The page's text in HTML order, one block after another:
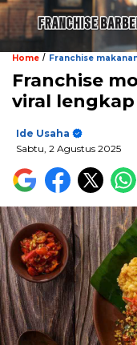
Home / Franchise
Franchise
viral
Ide Usaha
Sabtu, 2 Agustus 2025